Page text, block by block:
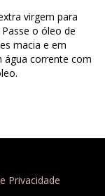
virgem para
o óleo de
macia e em
água corrente com
Privacidade